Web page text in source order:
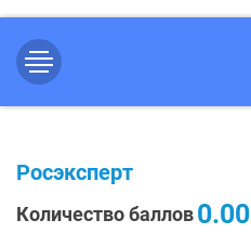
Росэксперт
Количество баллов0.00